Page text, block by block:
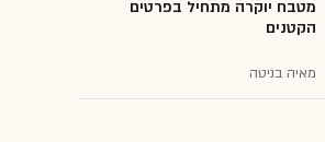
מטבח יוקרה מתחיל בפרטים
הקטנים
מאיה בניטה